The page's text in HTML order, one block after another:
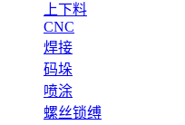
上下料
CNC
焊接
码垛
喷涂
螺丝锁缚